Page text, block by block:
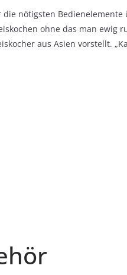
nötigsten
ohne das man ewig
aus Asien vorstellt.